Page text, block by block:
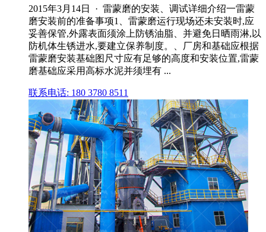
2015年3月14日 · 雷蒙磨的安装、调试详细介绍一雷蒙
磨安装前的准备事项1、雷蒙磨运行现场还未安装时,应
妥善保管,外露表面须涂上防锈油脂、并避免日晒雨淋,以
防机体生锈进水,要建立保养制度。、厂房和基础应根据
雷蒙磨安装基础图尺寸应有足够的高度和安装位置,雷蒙
磨基础应采用高标水泥并须埋有 ...
联系电话: 180 3780 8511